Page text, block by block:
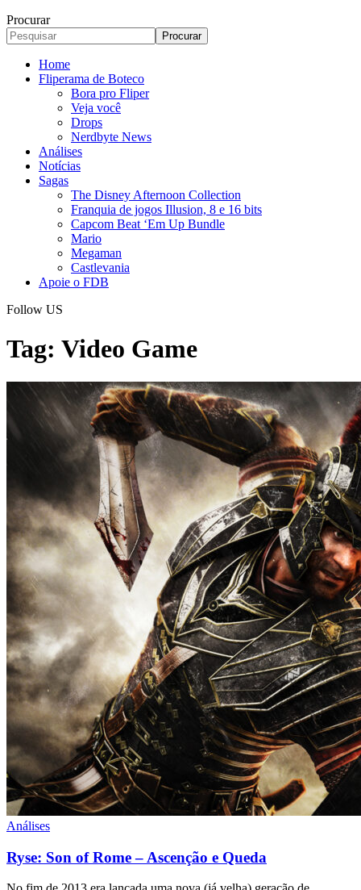
Procurar
Home
Fliperama de Boteco
Bora pro Fliper
Veja você
Drops
Nerdbyte News
Análises
Notícias
Sagas
The Disney Afternoon Collection
Franquia de jogos Illusion, 8 e 16 bits
Capcom Beat ‘Em Up Bundle
Mario
Megaman
Castlevania
Apoie o FDB
Follow US
Tag: Video Game
Análises
Ryse: Son of Rome – Ascenção e Queda